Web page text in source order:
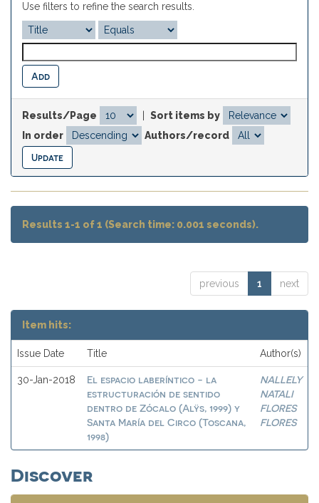
Use filters to refine the search results.
Results/Page
Sort items by
In order
Authors/record
Results 1-1 of 1 (Search time: 0.001 seconds).
previous 1 next
Item hits:
Issue Date Title Author(s)
30-Jan-2018
El espacio laberíntico - la
estructuración de sentido
dentro de Zócalo (Alÿs, 1999) y
Santa María del Circo (Toscana,
1998)
NALLELY
NATALI
FLORES
FLORES
Discover